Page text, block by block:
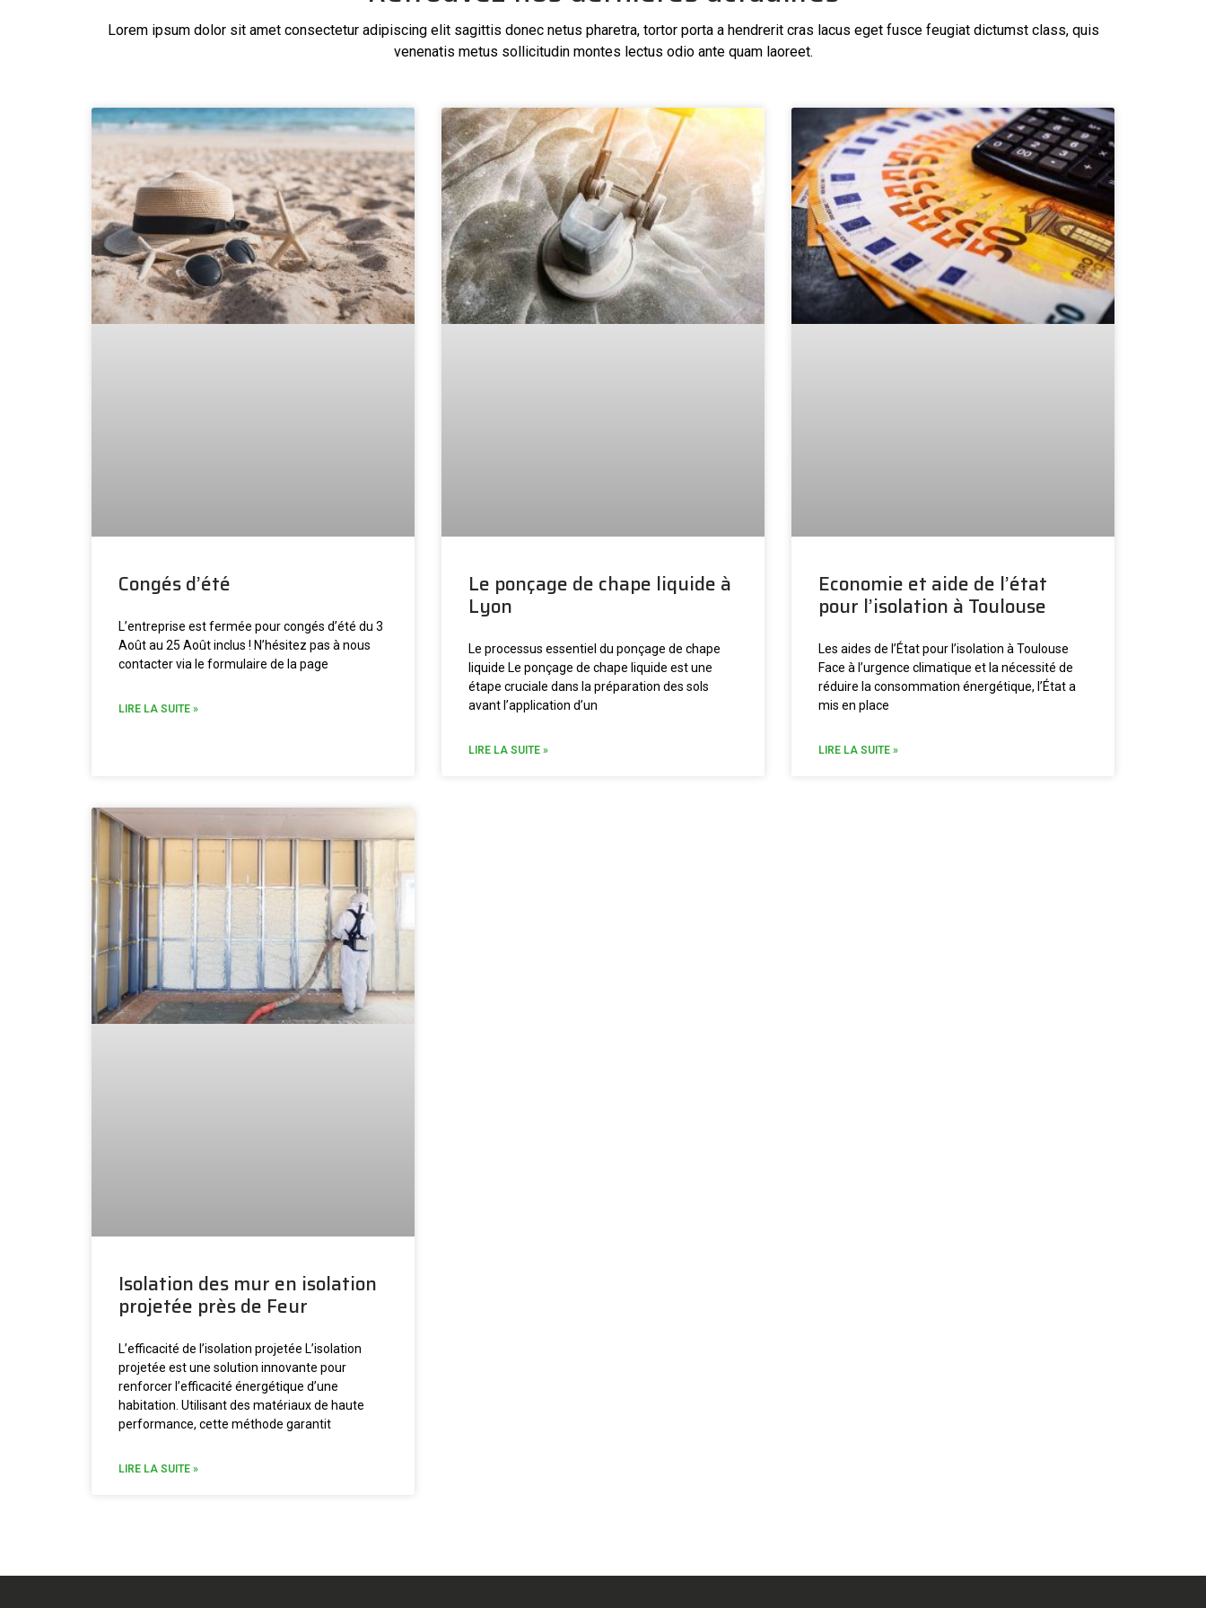
Lorem ipsum dolor sit amet consectetur adipiscing elit sagittis donec netus pharetra, tortor porta a hendrerit cras lacus eget fusce feugiat dictumst class, quis
venenatis metus sollicitudin montes lectus odio ante quam laoreet.
Congés d’été
L’entreprise est fermée pour congés d’été du 3
Août au 25 Août inclus ! N’hésitez pas à nous
contacter via le formulaire de la page
LIRE LA SUITE »
Le ponçage de chape liquide à
Lyon
Le processus essentiel du ponçage de chape
liquide Le ponçage de chape liquide est une
étape cruciale dans la préparation des sols
avant l’application d’un
LIRE LA SUITE »
Economie et aide de l’état
pour l’isolation à Toulouse
Les aides de l’État pour l’isolation à Toulouse
Face à l’urgence climatique et la nécessité de
réduire la consommation énergétique, l’État a
mis en place
LIRE LA SUITE »
Isolation des mur en isolation
projetée près de Feur
L’efficacité de l’isolation projetée L’isolation
projetée est une solution innovante pour
renforcer l’efficacité énergétique d’une
habitation. Utilisant des matériaux de haute
performance, cette méthode garantit
LIRE LA SUITE »